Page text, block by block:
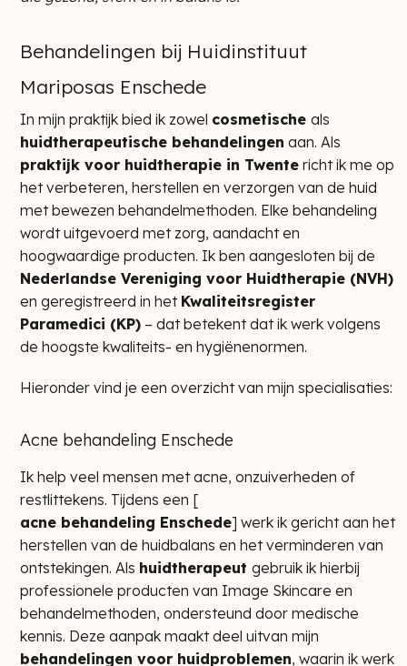
Behandelingen bij Huidinstituut
Mariposas Enschede
In mijn praktijk bied ik zowel cosmetische als
huidtherapeutische behandelingen aan. Als
praktijk voor huidtherapie in Twente richt ik me op
het verbeteren, herstellen en verzorgen van de huid
met bewezen behandelmethoden. Elke behandeling
wordt uitgevoerd met zorg, aandacht en
hoogwaardige producten. Ik ben aangesloten bij de
Nederlandse Vereniging voor Huidtherapie (NVH)
en geregistreerd in het Kwaliteitsregister
Paramedici (KP) – dat betekent dat ik werk volgens
de hoogste kwaliteits- en hygiënenormen.
Hieronder vind je een overzicht van mijn specialisaties:
Acne behandeling Enschede
Ik help veel mensen met acne, onzuiverheden of
restlittekens. Tijdens een [
acne behandeling Enschede] werk ik gericht aan het
herstellen van de huidbalans en het verminderen van
ontstekingen. Als huidtherapeut gebruik ik hierbij
professionele producten van Image Skincare en
behandelmethoden, ondersteund door medische
kennis. Deze aanpak maakt deel uitvan mijn
behandelingen voor huidproblemen, waarin ik werk